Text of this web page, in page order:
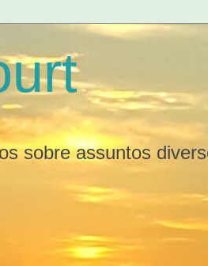
sobre assuntos